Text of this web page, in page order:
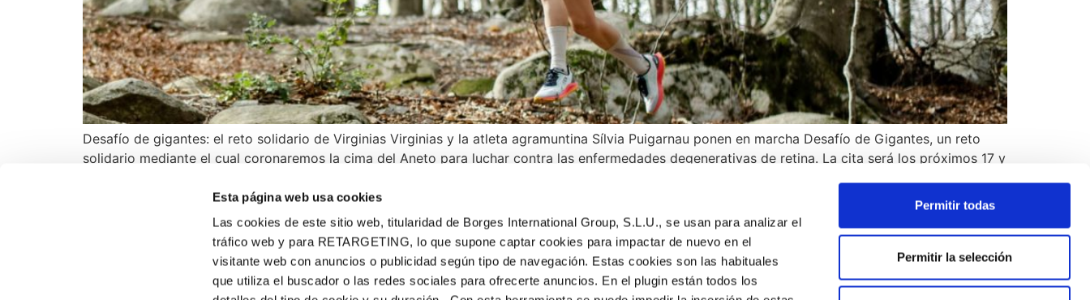
Esta página web usa cookies
Las cookies de este sitio web, titularidad de Borges International Group, S.L.U., se usan para analizar el
tráfico web y para RETARGETING, lo que supone captar cookies para impactar de nuevo en el
visitante web con anuncios o publicidad según tipo de navegación. Estas cookies son las habituales
que utiliza el buscador o las redes sociales para ofrecerte anuncios. En el plugin están todos los
Permitir todas
Permitir la selección
Desafío de gigantes: el reto solidario de Virginias Virginias y la atleta agramuntina Sílvia Puigarnau ponen en marcha Desafío de Gigantes, un reto
solidario mediante el cual coronaremos la cima del Aneto para luchar contra las enfermedades degenerativas de retina. La cita será los próximos 17 y
VIRGINIAS
Sobre nosotros
PRODUCTOS
Turrones tradicionales